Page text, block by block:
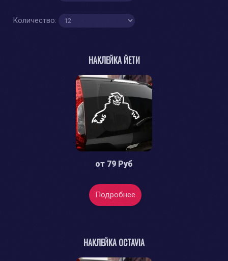
Количество:
НАКЛЕЙКА ЙЕТИ
от 79 Руб
Подробнее
НАКЛЕЙКА OCTAVIA